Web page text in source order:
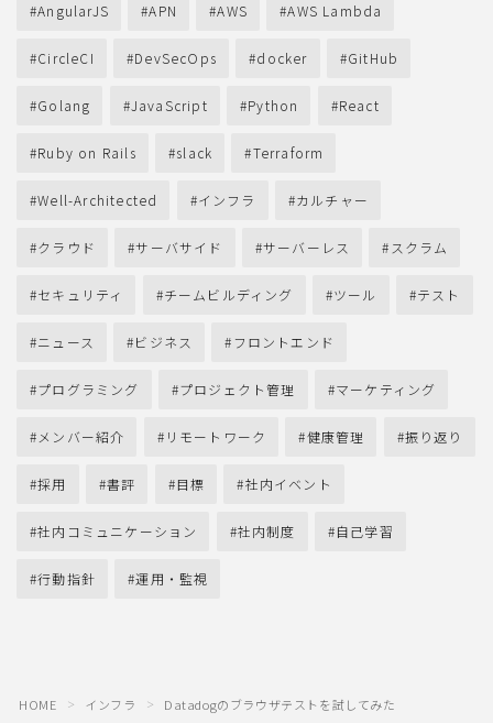
AngularJS APN AWS AWS Lambda
CircleCI DevSecOps docker GitHub
Golang JavaScript Python React
Ruby on Rails slack Terraform
Well-Architected インフラ カルチャー
クラウド サーバサイド サーバーレス スクラム
セキュリティ チームビルディング ツール テスト
ニュース ビジネス フロントエンド
プログラミング プロジェクト管理 マーケティング
メンバー紹介 リモートワーク 健康管理 振り返り
採用 書評 目標 社内イベント
社内コミュニケーション 社内制度 自己学習
行動指針 運用・監視
HOME ＞ インフラ ＞ Datadogのブラウザテストを試してみた